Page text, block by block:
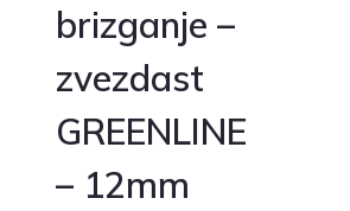
brizganje –
zvezdast
GREENLINE
– 12mm